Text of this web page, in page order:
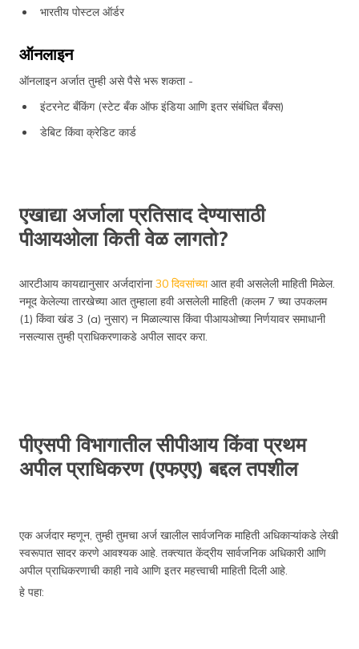
भारतीय पोस्टल ऑर्डर
ऑनलाइन
ऑनलाइन अर्जात तुम्ही असे पैसे भरू शकता -
इंटरनेट बँकिंग (स्टेट बँक ऑफ इंडिया आणि इतर संबंधित बँक्स)
डेबिट किंवा क्रेडिट कार्ड
एखाद्या अर्जाला प्रतिसाद देण्यासाठी
पीआयओला किती वेळ लागतो?
आरटीआय कायद्यानुसार अर्जदारांना30 दिवसांच्याआत हवी असलेली माहिती मिळेल.
नमूद केलेल्या तारखेच्या आत तुम्हाला हवी असलेली माहिती (कलम 7 च्या उपकलम
(1) किंवा खंड 3 (a) नुसार) न मिळाल्यास किंवा पीआयओच्या निर्णयावर समाधानी
नसल्यास तुम्ही प्राधिकरणाकडे अपील सादर करा.
पीएसपी विभागातील सीपीआय किंवा प्रथम
अपील प्राधिकरण (एफएए) बद्दल तपशील
एक अर्जदार म्हणून, तुम्ही तुमचा अर्ज खालील सार्वजनिक माहिती अधिकाऱ्यांकडे लेखी
स्वरूपात सादर करणे आवश्यक आहे. तक्त्यात केंद्रीय सार्वजनिक अधिकारी आणि
अपील प्राधिकरणाची काही नावे आणि इतर महत्त्वाची माहिती दिली आहे.
हे पहा: